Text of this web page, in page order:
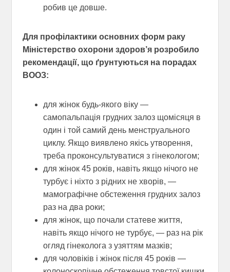
робив це довше.
Для профілактики основних форм раку
Міністерство охорони здоров’я розробило
рекомендації, що ґрунтуються на порадах
ВООЗ:
для жінок будь-якого віку —
самопальпація грудних залоз щомісяця в
один і той самий день менструального
циклу. Якщо виявлено якісь утворення,
треба проконсультуватися з гінекологом;
для жінок 45 років, навіть якщо нічого не
турбує і ніхто з рідних не хворів, —
мамографічне обстеження грудних залоз
раз на два роки;
для жінок, що почали статеве життя,
навіть якщо нічого не турбує, — раз на рік
огляд гінеколога з узяттям мазків;
для чоловіків і жінок після 45 років —